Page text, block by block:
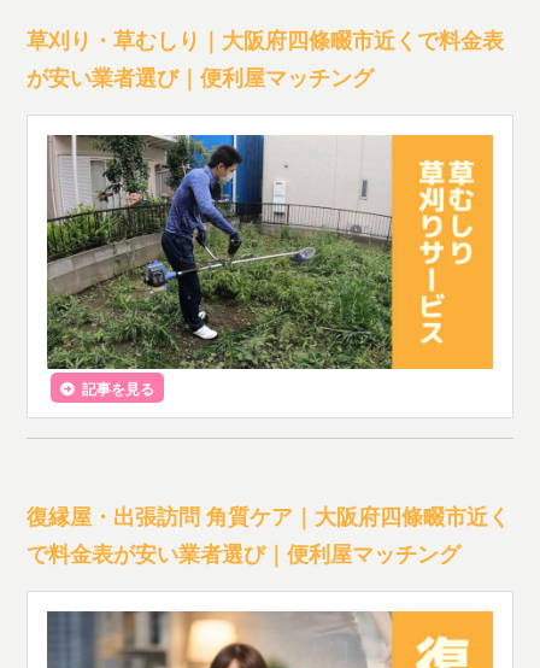
草刈り・草むしり｜大阪府四條畷市近くで料金表
が安い業者選び｜便利屋マッチング
記事を見る
復縁屋・出張訪問 角質ケア｜大阪府四條畷市近く
で料金表が安い業者選び｜便利屋マッチング